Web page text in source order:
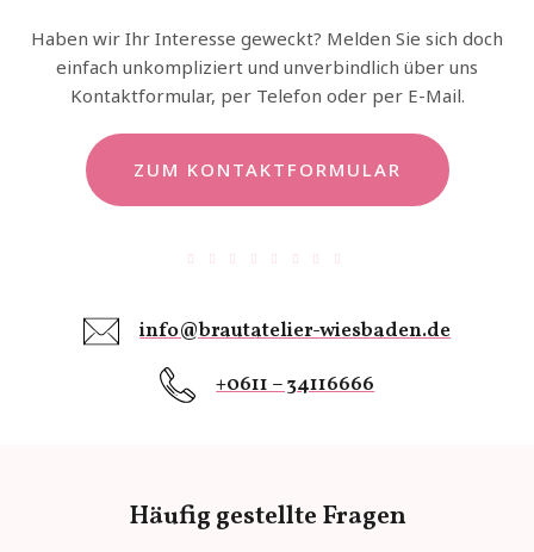
Haben wir Ihr Interesse geweckt? Melden Sie sich doch
einfach unkompliziert und unverbindlich über uns
Kontaktformular, per Telefon oder per E-Mail.
ZUM KONTAKTFORMULAR
info@brautatelier-wiesbaden.de
+0611 – 34116666
Häufig gestellte Fragen